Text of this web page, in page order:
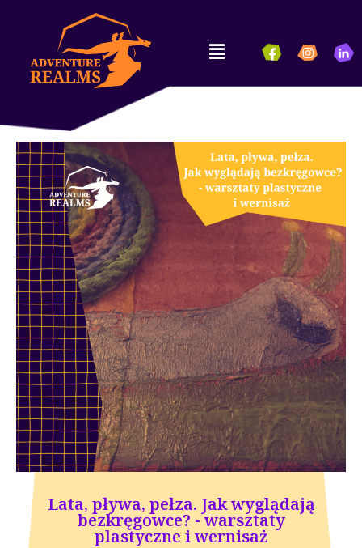
Lata, pływa, pełza. Jak wyglądają
bezkręgowce? - warsztaty
plastyczne i wernisaż